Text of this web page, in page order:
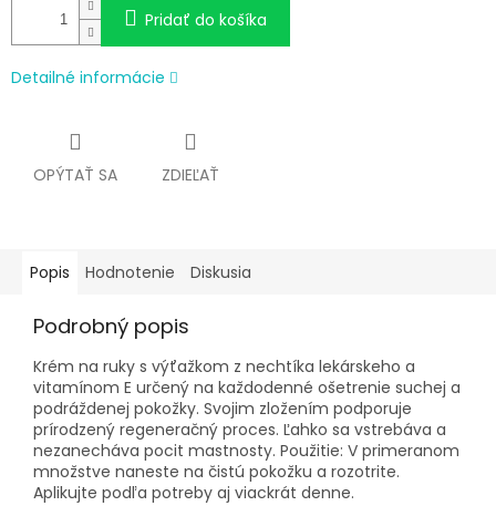
Pridať do košíka
Detailné informácie
OPÝTAŤ SA ZDIEĽAŤ
Popis Hodnotenie Diskusia
Podrobný popis
Krém na ruky s výťažkom z nechtíka lekárskeho a
vitamínom E určený na každodenné ošetrenie suchej a
podráždenej pokožky. Svojim zložením podporuje
prírodzený regeneračný proces. Ľahko sa vstrebáva a
nezanecháva pocit mastnosty. Použitie: V primeranom
množstve naneste na čistú pokožku a rozotrite.
Aplikujte podľa potreby aj viackrát denne.